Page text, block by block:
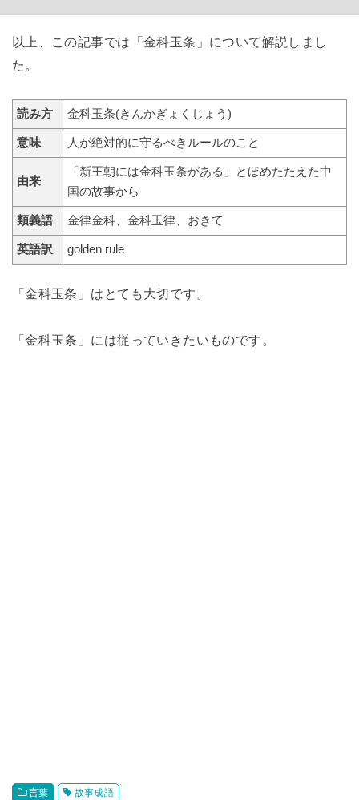
以上、この記事では「金科玉条」について解説しまし
た。
読み方 金科玉条(きんかぎょくじょう)
意味 人が絶対的に守るべきルールのこと
由来
「新王朝には金科玉条がある」とほめたたえた中
国の故事から
類義語 金律金科、金科玉律、おきて
英語訳 golden rule
「金科玉条」はとても大切です。
「金科玉条」には従っていきたいものです。
言葉 故事成語